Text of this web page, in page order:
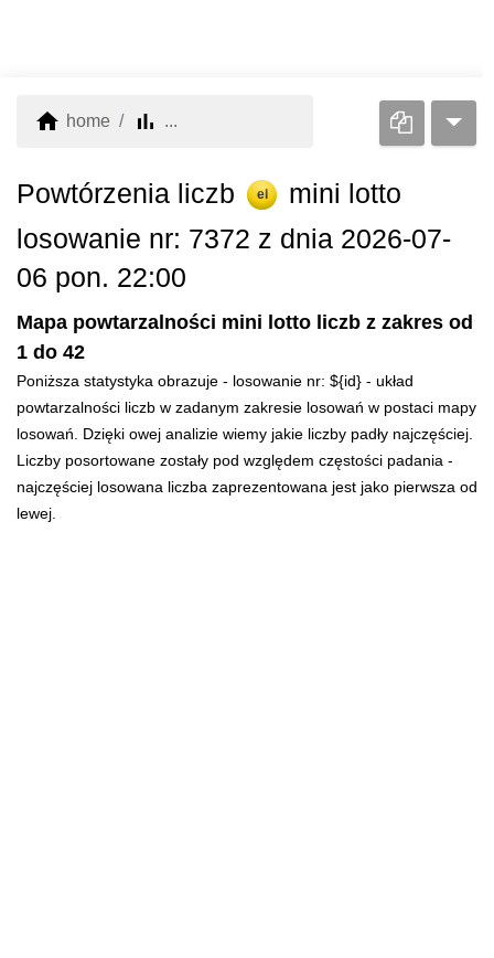
home home bar_chart ...
Powtórzenia liczb el
mini lotto
losowanie nr: 7372 z dnia 2026-07-
06 pon. 22:00
Mapa powtarzalności mini lotto liczb z zakres od
1 do 42
Poniższa statystyka obrazuje - losowanie nr: ${id} - układ
powtarzalności liczb w zadanym zakresie losowań w postaci mapy
losowań. Dzięki owej analizie wiemy jakie liczby padły najczęściej.
Liczby posortowane zostały pod względem częstości padania -
najczęściej losowana liczba zaprezentowana jest jako pierwsza od
lewej.